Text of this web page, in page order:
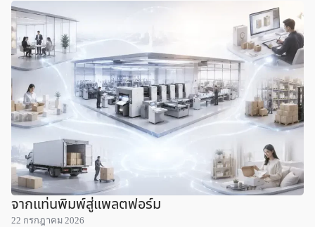
จากแท่นพิมพ์สู่แพลตฟอร์ม
22 กรกฎาคม 2026